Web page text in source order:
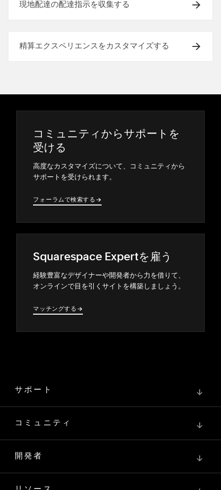
現地配達の配達指示を収集する
精算エクスペリエンスをカスタマイズする
コミ⁠ュニテ⁠ィからサポ⁠ートを
受ける
高度なカスタマイズについて⁠、コミ⁠ュニテ⁠ィから
サポ⁠ートを受けられます⁠。
フ⁠ォ⁠ーラムで検索する →
→
Squarespace Expertを雇う
経験豊富なデザイナ⁠ーや開発者から力を借りて⁠、
オンラインで目を引くサイトを構築しまし⁠ょう⁠。
マ⁠ッチングする →
→
サポート ↓
コミュニティ ↓
開発者 ↓